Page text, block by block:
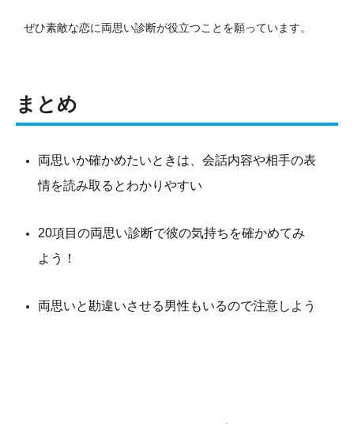
ぜひ素敵な恋に両思い診断が役立つことを願っています。
まとめ
両思いか確かめたいときは、会話内容や相手の表
情を読み取るとわかりやすい
20項目の両思い診断で彼の気持ちを確かめてみ
よう！
両思いと勘違いさせる男性もいるので注意しよう